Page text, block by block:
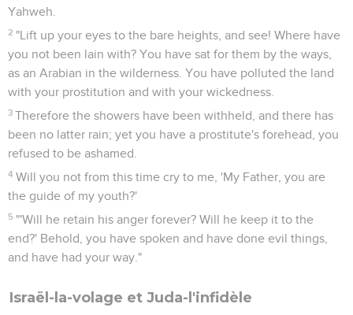
Yahweh.
2 "Lift up your eyes to the bare heights, and see! Where have
you not been lain with? You have sat for them by the ways,
as an Arabian in the wilderness. You have polluted the land
with your prostitution and with your wickedness.
3 Therefore the showers have been withheld, and there has
been no latter rain; yet you have a prostitute's forehead, you
refused to be ashamed.
4 Will you not from this time cry to me, 'My Father, you are
the guide of my youth?'
5 "'Will he retain his anger forever? Will he keep it to the
end?' Behold, you have spoken and have done evil things,
and have had your way."
Israël-la-volage et Juda-l'infidèle